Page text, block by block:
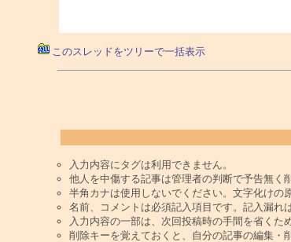
このスレッドをツリーで一括表示
入力内容にタグは利用できません。
他人を中傷する記事は管理者の判断で予告無く
半角カナは使用しないでください。文字化けの
名前、コメントは必須記入項目です。記入漏れ
入力内容の一部は、次回投稿時の手間を省くた
削除キーを覚えておくと、自分の記事の編集・